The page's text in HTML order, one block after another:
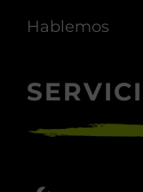
Hablemos